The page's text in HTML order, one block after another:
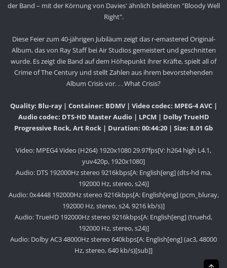
der Band – mit der Körnung von Davies' ähnlich beliebten "Bloody Well
Right".
Diese Feier zum 40-jährigen Jubiläum zeigt das r-emastered Original-
Album, das von Ray Staff bei Air Studios gemeistert und geschnitten
wurde. Es zeigt die Band auf dem Höhepunkt ihrer Kräfte, spielt all of
Crime of The Century und stellt Zahlen aus ihrem bevorstehenden
Album Crisis vor. . . What Crisis?
Quality: Blu-ray | Container: BDMV | Video codec: MPEG-4 AVC |
Audio codec: DTS-HD Master Audio | LPCM | Dolby TrueHD
Progressive Rock, Art Rock | Duration: 00:44:20 | Size: 8.01 Gb
Video: MPEG4 Video (H264) 1920x1080 29.97fps[V: h264 high L4.1,
yuv420p, 1920x1080]
Audio: DTS 192000Hz stereo 9216kbps[A: English[eng] (dts-hd ma,
192000 Hz, stereo, s24)]
Audio: 0x4448 192000Hz stereo 9216kbps[A: English[eng] (pcm_bluray,
192000 Hz, stereo, s24, 9216 kb/s)]
Audio: TrueHD 192000Hz stereo 9216kbps[A: English[eng] (truehd,
192000 Hz, stereo, s24)]
Audio: Dolby AC3 48000Hz stereo 640kbps[A: English[eng] (ac3, 48000
Hz, stereo, 640 kb/s)[sub]]